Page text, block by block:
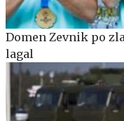
Domen Zevnik po
lagal